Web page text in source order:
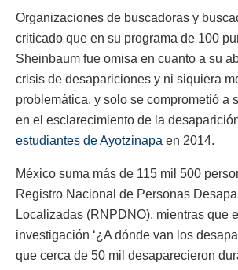
Organizaciones de buscadoras y
criticado que en su programa de 100
Sheinbaum fue omisa en cuanto a su
crisis de desapariciones y ni siquiera
problemática, y solo se comprometió a
en el esclarecimiento de la
estudiantes de Ayotzinapa en 2014.
México suma más de 115 mil 500
Registro Nacional de Personas
Localizadas (RNPDNO), mientras que
investigación ‘¿A dónde van los
que cerca de 50 mil desaparecieron